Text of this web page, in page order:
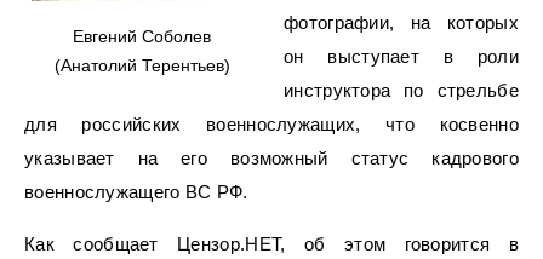
Евгений Соболев
(Анатолий Терентьев)
фотографии, на которых
он выступает в роли
инструктора по стрельбе
для российских военнослужащих, что косвенно
указывает на его возможный статус кадрового
военнослужащего ВС РФ.
Как сообщает Цензор.НЕТ, об этом говорится в